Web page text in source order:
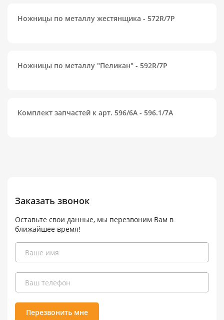
Ножницы по металлу жестянщика - 572R/7P
Ножницы по металлу "Пеликан" - 592R/7P
Комплект запчастей к арт. 596/6A - 596.1/7A
Заказать звонок
Оставьте свои данные, мы перезвоним Вам в
ближайшее время!
Перезвонить мне